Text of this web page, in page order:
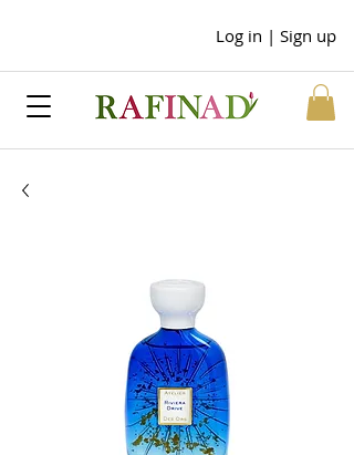
Log in | Sign up